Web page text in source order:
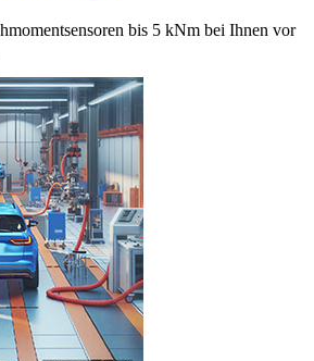
bis 5 kNm bei Ihnen vor